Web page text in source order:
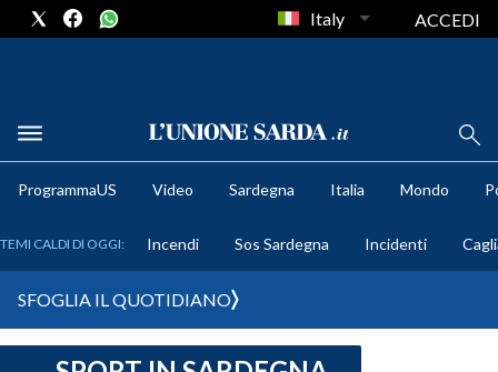
METEO
Italy ACCEDI
ProgrammaUS Video Sardegna Italia Mondo
TEMI CALDI DI OGGI: Incendi Sos Sardegna Incidenti
SFOGLIA IL QUOTIDIANO